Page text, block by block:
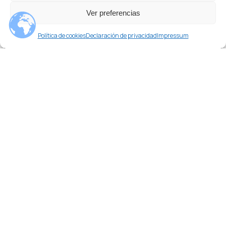
Ver preferencias
Política de cookiesDeclaración de privacidadImpressum
¿Necesitas ayuda?